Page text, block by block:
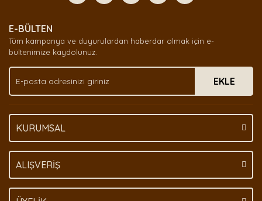
Yorum Yaz
Ürün açıklamasında eksik bilgiler bulunuyor.
Ürün bilgilerinde hatalar bulunuyor.
Bu ürüne benzer farklı alternatifler olmalı.
E-BÜLTEN
Tüm kampanya ve duyurulardan haberdar olmak için e-
bültenimize kaydolunuz.
EKLE
KURUMSAL
ALIŞVERİŞ